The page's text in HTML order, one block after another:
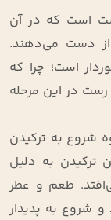
است که در آن
از دست می‌دهند.
است؛ چرا که
رست در این مرحله
شروع به ترکیدن
ترکیدن به دلیل
طعم و عطر
شروع به پدیدار